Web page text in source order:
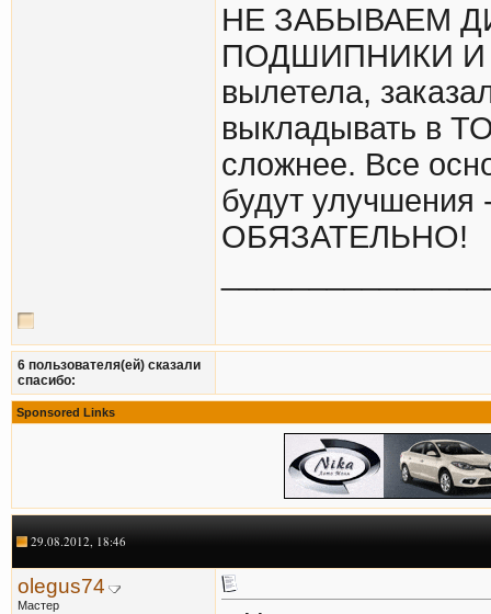
НЕ ЗАБЫВАЕМ
ПОДШИПНИКИ И
вылетела,
выкладывать в
сложнее. Все
будут
ОБЯЗАТЕЛЬНО!
6 пользователя(ей) сказали
cпасибо:
Sponsored Links
29.08.2012, 18:46
olegus74
Мастер